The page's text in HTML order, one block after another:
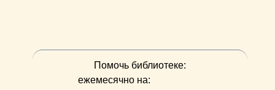
Помочь библиотеке:
ежемесячно на: